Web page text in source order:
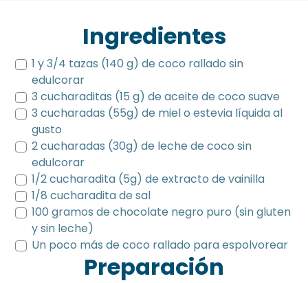
Ingredientes
1 y 3/4 tazas (140 g) de coco rallado sin
edulcorar
3 cucharaditas (15 g) de aceite de coco suave
3 cucharadas (55g) de miel o estevia líquida al
gusto
2 cucharadas (30g) de leche de coco sin
edulcorar
1/2 cucharadita (5g) de extracto de vainilla
1/8 cucharadita de sal
100 gramos de chocolate negro puro (sin gluten
y sin leche)
Un poco más de coco rallado para espolvorear
Preparación